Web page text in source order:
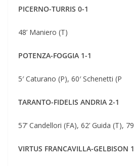
PICERNO-TURRIS 0-1
48’ Maniero (T)
POTENZA-FOGGIA 1-1
5′ Caturano (P), 60′ Schenetti (P
TARANTO-FIDELIS ANDRIA 2-1
57’ Candellori (FA), 62’ Guida (T),
VIRTUS FRANCAVILLA-GELBISON